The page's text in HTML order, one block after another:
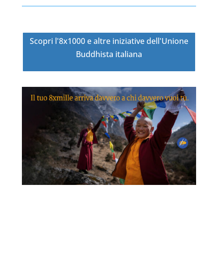
Scopri l'8x1000 e altre iniziative dell'Unione
Buddhista italiana